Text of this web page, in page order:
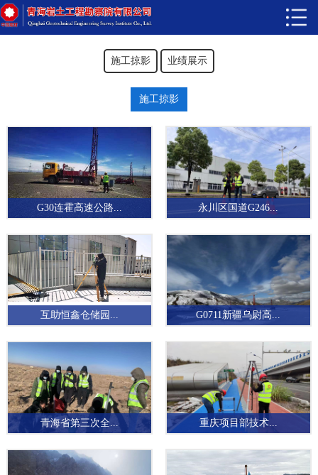
施工掠影 业绩展示
施工掠影
G30连霍高速公路... 永川区国道G246...
互助恒鑫仓储园... G0711新疆乌尉高...
青海省第三次全... 重庆项目部技术...